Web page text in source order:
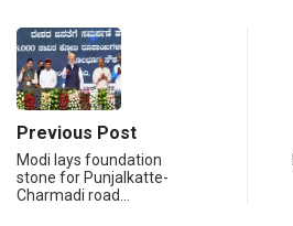
Previous Post
Modi lays foundation
stone for Punjalkatte-
Charmadi road…